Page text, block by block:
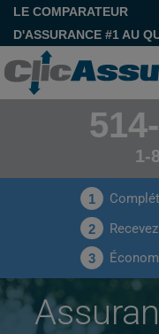
LE COMPARATEUR
D'ASSURANCE #1 AU
1-
1
2
3